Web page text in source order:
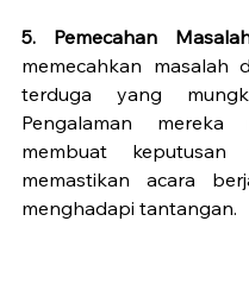
5. Pemecahan
memecahkan masalah
terduga yang
Pengalaman
membuat
memastikan acara
menghadapi tantangan.